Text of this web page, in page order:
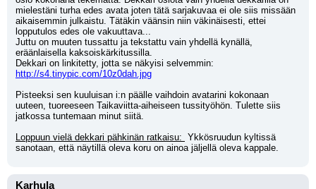
mielestäni turha edes avata joten tätä sarjakuvaa ei ole siis missään
aikaisemmin julkaistu. Tätäkin väänsin niin väkinäisesti, ettei
lopputulos edes ole vakuuttava...
Juttu on muuten tussattu ja tekstattu vain yhdellä kynällä,
eräänlaisella kaksoiskärkitussilla.
http://s4.tinypic.com/10z0dah.jpg
Pisteeksi sen kuuluisan i:n päälle vaihdoin avatarini kokonaan
uuteen, tuoreeseen Taikaviitta-aiheiseen tussityöhön. Tulette siis
jatkossa tuntemaan minut siitä.
Loppuun vielä dekkari pähkinän ratkaisu: Ykkösruudun kyltissä
sanotaan, että näytillä oleva koru on ainoa jäljellä oleva kappale.
Karhula